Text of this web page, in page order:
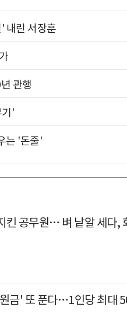
내린 서장훈
관행
기'
는 '돈줄'
킨 공무원… 벼 낱알 세다,
금' 또 푼다…1인당 최대